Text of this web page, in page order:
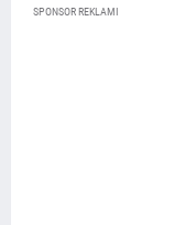
SPONSOR REKLAMI